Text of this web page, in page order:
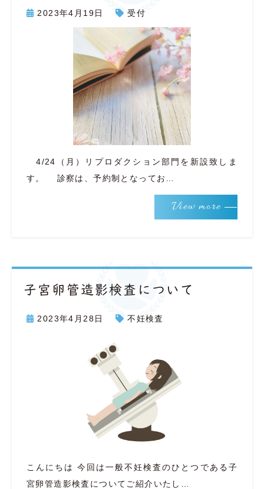
2023年4月19日 受付
4/24（月）リプロダクション部門を新設致しま
す。 診察は、予約制となってお…
View more
子宮卵管造影検査について
2023年4月28日 不妊検査
こんにちは 今回は一般不妊検査のひとつである子
宮卵管造影検査についてご紹介いたし…